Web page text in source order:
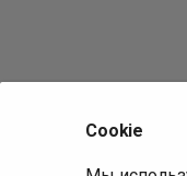
Cookie